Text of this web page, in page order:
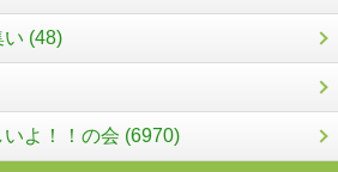
(48)
よ！！の会 (6970)